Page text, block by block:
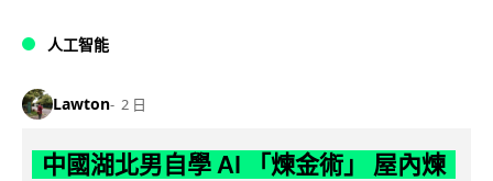
人工智能
Lawton 2 日
中國湖北男自學 AI 「煉金術」 屋內煉